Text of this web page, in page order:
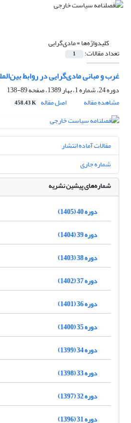
کلیدواژه‌ها =مادی‌گرایی
تعداد مقالات: 1
غرب و مبانی مادی‌گرایی در روابط
دوره 24، شماره 1، بهار 1389، صفحه
89-138
مشاهده مقاله
اصل مقاله 458.43 K
مقالات آماده انتشار
شماره جاری
شماره‌های پیشین نشریه
دوره 40 (1405)
دوره 39 (1404)
دوره 38 (1403)
دوره 37 (1402)
دوره 36 (1401)
دوره 35 (1400)
دوره 34 (1399)
دوره 33 (1398)
دوره 32 (1397)
دوره 31 (1396)